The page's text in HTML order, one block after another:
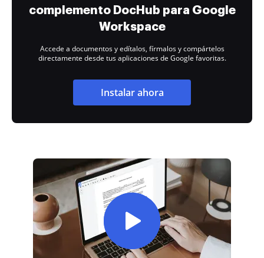
complemento DocHub para Google
Workspace
Accede a documentos y edítalos, fírmalos y compártelos
directamente desde tus aplicaciones de Google favoritas.
Instalar ahora